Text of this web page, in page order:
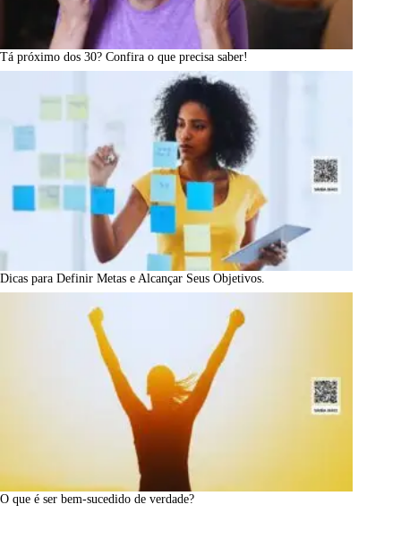
Tá próximo dos 30? Confira o que precisa saber!
Dicas para Definir Metas e Alcançar Seus Objetivos.
O que é ser bem-sucedido de verdade?